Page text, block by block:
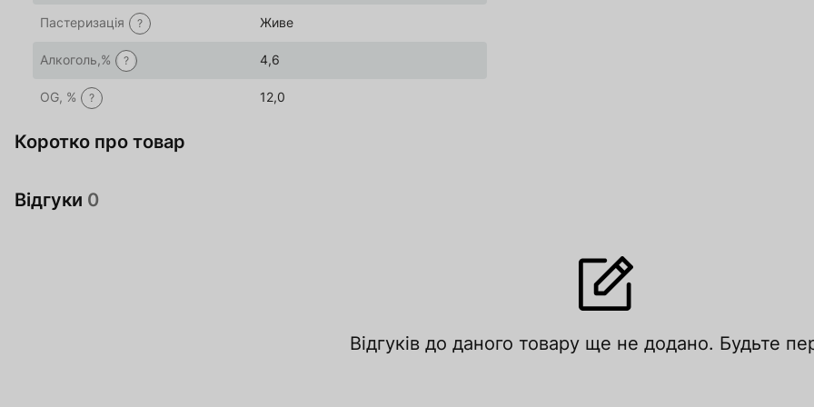
Пастеризація ? Живе
Алкоголь,% ? 4,6
OG, % ? 12,0
Коротко про товар
Відгуки 0
Відгуків до даного товару ще не додано. Будьте